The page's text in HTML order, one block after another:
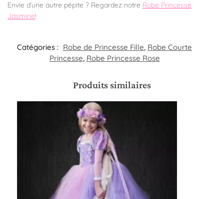
Envie d’une autre pépite ? Regardez notre Robe Princesse
Jasmine!
Catégories : Robe de Princesse Fille, Robe Courte
Princesse, Robe Princesse Rose
Produits similaires